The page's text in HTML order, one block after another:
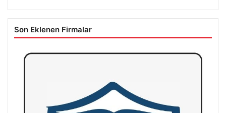
Son Eklenen Firmalar